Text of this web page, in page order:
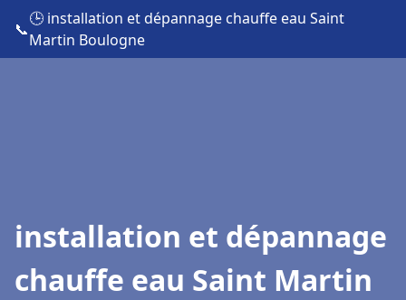
📞
🕒 installation et dépannage chauffe eau Saint
Martin Boulogne
installation et dépannage
chauffe eau Saint Martin